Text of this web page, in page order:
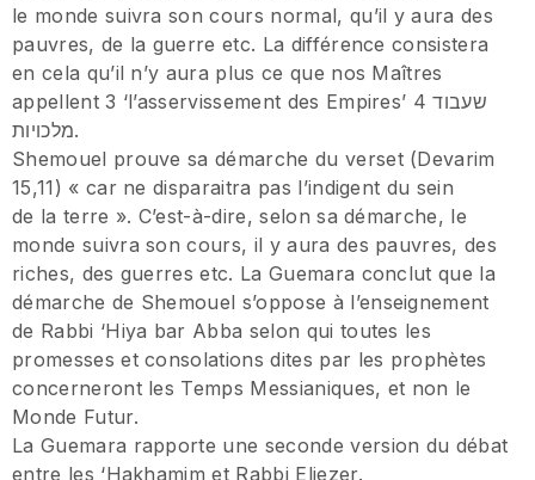
le monde suivra son cours normal, qu’il y aura des
pauvres, de la guerre etc. La différence consistera
en cela qu’il n’y aura plus ce que nos Maîtres
appellent 3 ‘l’asservissement des Empires’ 4 שעבוד
מלכויות.
Shemouel prouve sa démarche du verset (Devarim
15,11) « car ne disparaitra pas l’indigent du sein
de la terre ». C’est-à-dire, selon sa démarche, le
monde suivra son cours, il y aura des pauvres, des
riches, des guerres etc. La Guemara conclut que la
démarche de Shemouel s’oppose à l’enseignement
de Rabbi ‘Hiya bar Abba selon qui toutes les
promesses et consolations dites par les prophètes
concerneront les Temps Messianiques, et non le
Monde Futur.
La Guemara rapporte une seconde version du débat
entre les ‘Hakhamim et Rabbi Eliezer.